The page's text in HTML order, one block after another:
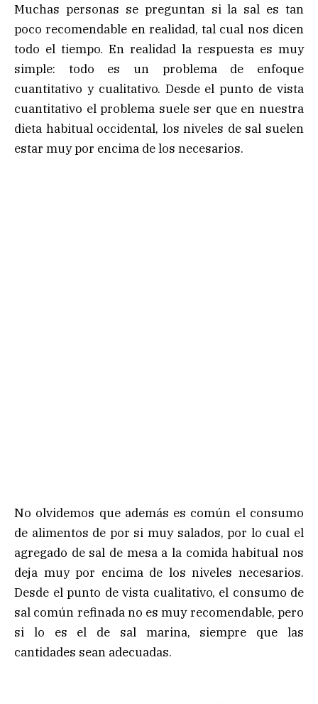
Muchas personas se preguntan si la sal es tan
poco recomendable en realidad, tal cual nos dicen
todo el tiempo. En realidad la respuesta es muy
simple: todo es un problema de enfoque
cuantitativo y cualitativo. Desde el punto de vista
cuantitativo el problema suele ser que en nuestra
dieta habitual occidental, los niveles de sal suelen
estar muy por encima de los necesarios.
No olvidemos que además es común el consumo
de alimentos de por si muy salados, por lo cual el
agregado de sal de mesa a la comida habitual nos
deja muy por encima de los niveles necesarios.
Desde el punto de vista cualitativo, el consumo de
sal común refinada no es muy recomendable, pero
si lo es el de sal marina, siempre que las
cantidades sean adecuadas.